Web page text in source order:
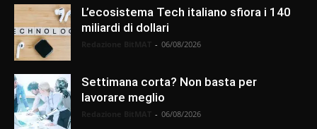
L’ecosistema Tech italiano sfiora i 140
miliardi di dollari
- 06/08/2026
Settimana corta? Non basta per
lavorare meglio
- 06/08/2026